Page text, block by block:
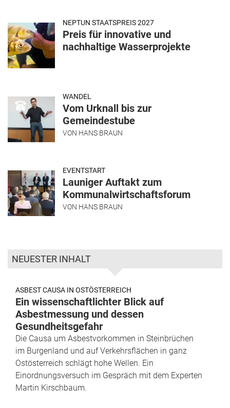
NEPTUN STAATSPREIS 2027
Preis für innovative und
nachhaltige Wasserprojekte
WANDEL
Vom Urknall bis zur
Gemeindestube
VON HANS BRAUN
EVENTSTART
Launiger Auftakt zum
Kommunalwirtschaftsforum
VON HANS BRAUN
NEUESTER INHALT
ASBEST CAUSA IN OSTÖSTERREICH
Ein wissenschaftlichter Blick auf
Asbestmessung und dessen
Gesundheitsgefahr
Die Causa um Asbestvorkommen in Steinbrüchen
im Burgenland und auf Verkehrsflächen in ganz
Ostösterreich schlägt hohe Wellen. Ein
Einordnungsversuch im Gespräch mit dem Experten
Martin Kirschbaum.